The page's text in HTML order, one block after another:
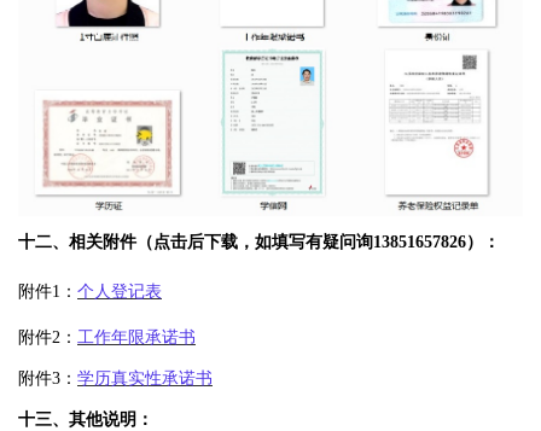
十二、相关附件（点击后下载，如填写有疑问询13851657826）：
附件1： 个人登记表
附件2： 工作年限承诺书
附件3： 学历真实性承诺书
十三、其他说明：